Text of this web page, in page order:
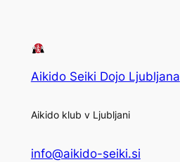
Aikido Seiki Dojo Ljubljana
Aikido klub v Ljubljani
info@aikido-seiki.si